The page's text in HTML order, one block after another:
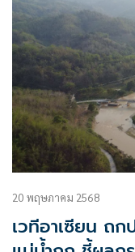
20 พฤษภาคม 2568
เวทีอาเซียน ถ